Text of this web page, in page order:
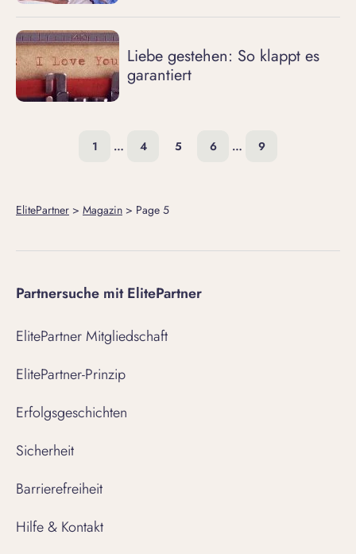
Liebe gestehen: So klappt es
garantiert
1 … 4 5 6 … 9
ElitePartner > Magazin > Page 5
Partnersuche mit ElitePartner
ElitePartner Mitgliedschaft
ElitePartner-Prinzip
Erfolgsgeschichten
Sicherheit
Barrierefreiheit
Hilfe & Kontakt